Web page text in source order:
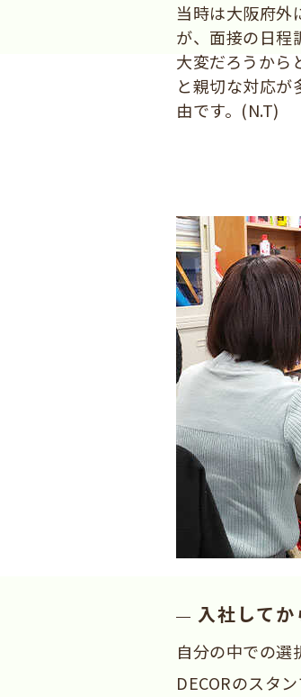
当時は大阪府外
が、面接の日程
大変だろうから
と親切な対応が
由です。(N.T)
入社してか
自分の中での選
DECORのスタ